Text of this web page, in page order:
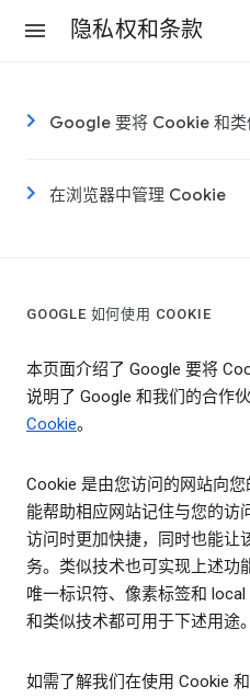
隐私权和条款
Google 要将 Cookie 和类
在浏览器中管理 Cookie
GOOGLE 如何使用 COOKIE
本页面介绍了 Google 要将
说明了 Google 和我们的合作
Cookie。
Cookie 是由您访问的网站向
能帮助相应网站记住与您的访
访问时更加快捷，同时也能让
务。类似技术也可实现上述功
唯一标识符、像素标签和
和类似技术都可用于下述用途。
如需了解我们在使用 Cookie